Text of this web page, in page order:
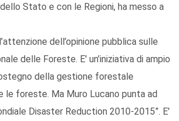
Stato e con le Regioni, ha messo a
dell’opinione pubblica sulle
delle Foreste. E' un’iniziativa di ampio
della gestione forestale
le foreste. Ma Muro Lucano punta ad
Disaster Reduction 2010-2015”. E'